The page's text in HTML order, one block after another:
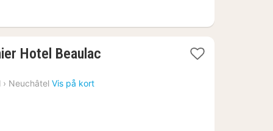
Hotel Beaulac
› Neuchâtel Vis på kort